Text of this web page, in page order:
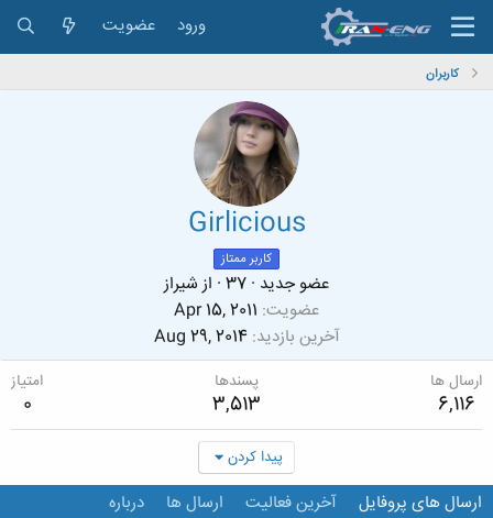
ورود عضویت
کاربران
Girlicious
کاربر ممتاز
عضو جدید ·
· از شیراز
عضویت Apr 15, 2011
آخرین بازدید Aug 29, 2014
ارسال ها
6,116
پسندها
3,513
امتیاز
0
پیدا کردن
ارسال های پروفایل آخرین فعالیت ارسال ها درباره